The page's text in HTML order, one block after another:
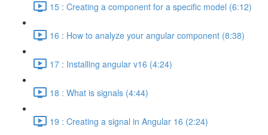
15 : Creating a component for a specific model (6:12)
16 : How to analyze your angular component (8:38)
17 : Installing angular v16 (4:24)
18 : What is signals (4:44)
19 : Creating a signal in Angular 16 (2:24)